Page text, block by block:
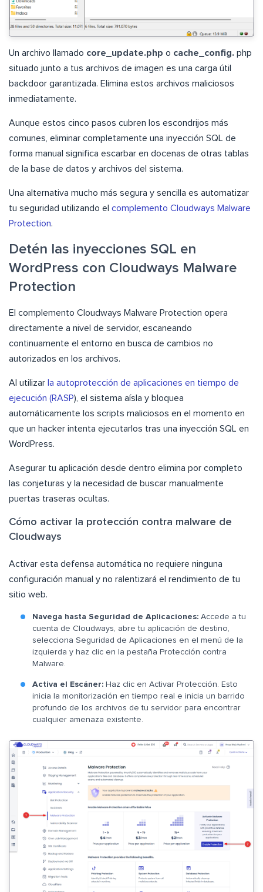
Un archivo llamado core_update.php o cache_config. php
situado junto a tus archivos de imagen es una carga útil
backdoor garantizada. Elimina estos archivos maliciosos
inmediatamente.
Aunque estos cinco pasos cubren los escondrijos más
comunes, eliminar completamente una inyección SQL de
forma manual significa escarbar en docenas de otras tablas
de la base de datos y archivos del sistema.
Una alternativa mucho más segura y sencilla es automatizar
tu seguridad utilizando el complemento Cloudways Malware
Protection.
Detén las inyecciones SQL en
WordPress con Cloudways Malware
Protection
El complemento Cloudways Malware Protection opera
directamente a nivel de servidor, escaneando
continuamente el entorno en busca de cambios no
autorizados en los archivos.
Al utilizar la autoprotección de aplicaciones en tiempo de
ejecución (RASP), el sistema aísla y bloquea
automáticamente los scripts maliciosos en el momento en
que un hacker intenta ejecutarlos tras una inyección SQL en
WordPress.
Asegurar tu aplicación desde dentro elimina por completo
las conjeturas y la necesidad de buscar manualmente
puertas traseras ocultas.
Cómo activar la protección contra malware de
Cloudways
Activar esta defensa automática no requiere ninguna
configuración manual y no ralentizará el rendimiento de tu
sitio web.
Navega hasta Seguridad de Aplicaciones: Accede a tu
cuenta de Cloudways, abre tu aplicación de destino,
selecciona Seguridad de Aplicaciones en el menú de la
izquierda y haz clic en la pestaña Protección contra
Malware.
Activa el Escáner: Haz clic en Activar Protección. Esto
inicia la monitorización en tiempo real e inicia un barrido
profundo de los archivos de tu servidor para encontrar
cualquier amenaza existente.